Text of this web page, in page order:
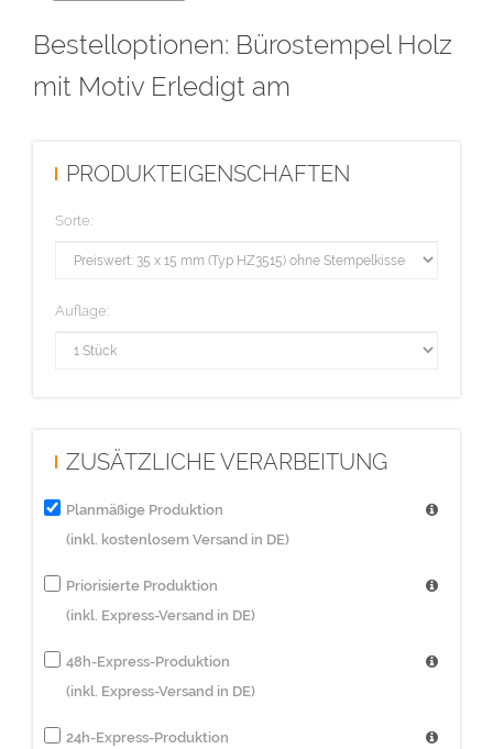
Bestelloptionen: Bürostempel Holz
mit Motiv Erledigt am
PRODUKTEIGENSCHAFTEN
Sorte:
Auflage:
ZUSÄTZLICHE VERARBEITUNG
Planmäßige Produktion
(inkl. kostenlosem Versand in DE)
Priorisierte Produktion
(inkl. Express-Versand in DE)
48h-Express-Produktion
(inkl. Express-Versand in DE)
24h-Express-Produktion